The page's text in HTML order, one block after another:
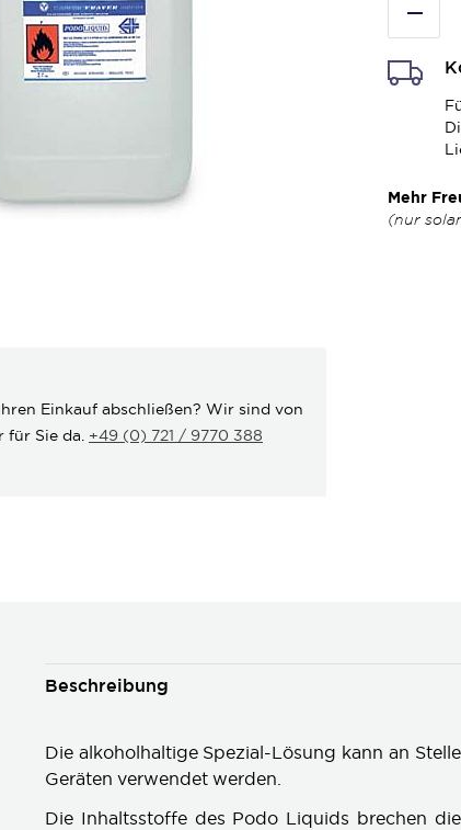
Einkauf abschließen? Wir sind von
für Sie da. +49 (0) 721 / 9770 388
Mehr
(nur
Beschreibung
Die alkoholhaltige Spezial-Lösung kann an
Geräten verwendet werden.
Die Inhaltsstoffe des Podo Liquids brechen